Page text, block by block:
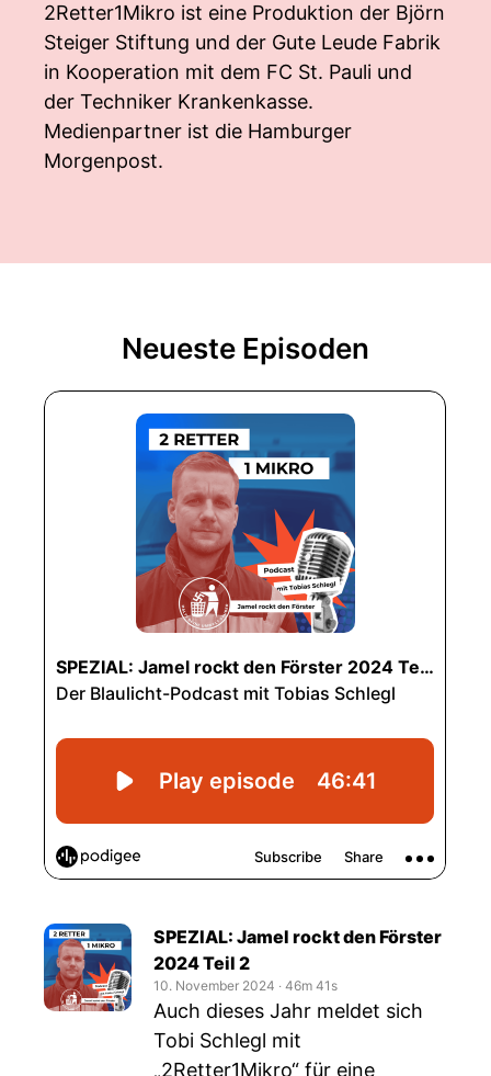
2Retter1Mikro ist eine Produktion der Björn
Steiger Stiftung und der Gute Leude Fabrik
in Kooperation mit dem FC St. Pauli und
der Techniker Krankenkasse.
Medienpartner ist die Hamburger
Morgenpost.
Neueste Episoden
SPEZIAL: Jamel rockt den Förster
2024 Teil 2
10. November 2024 ‧ 46m 41s
Auch dieses Jahr meldet sich
Tobi Schlegl mit
„2Retter1Mikro“ für eine